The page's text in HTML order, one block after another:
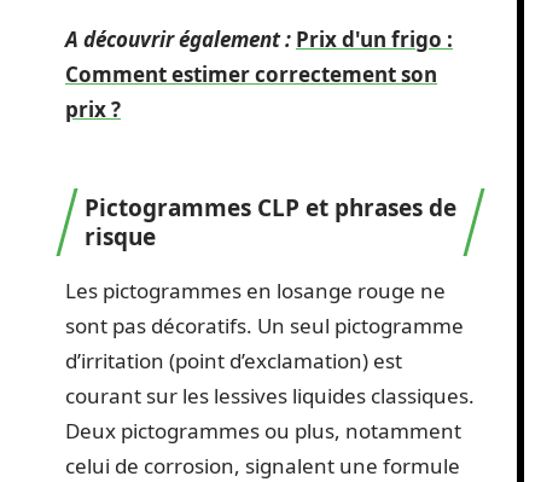
A découvrir également : Prix d'un frigo :
Comment estimer correctement son
prix ?
Pictogrammes CLP et phrases de
risque
Les pictogrammes en losange rouge ne
sont pas décoratifs. Un seul pictogramme
d’irritation (point d’exclamation) est
courant sur les lessives liquides classiques.
Deux pictogrammes ou plus, notamment
celui de corrosion, signalent une formule